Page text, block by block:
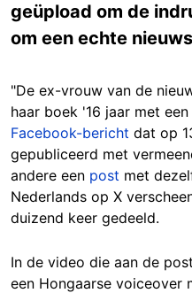
geüpload om de
om een echte
"De ex-vrouw van de
haar boek '16 jaar met
Facebook-bericht dat op
gepubliceerd met
andere een post met
Nederlands op X
duizend keer gedeeld.
In de video die aan de
een Hongaarse voiceover